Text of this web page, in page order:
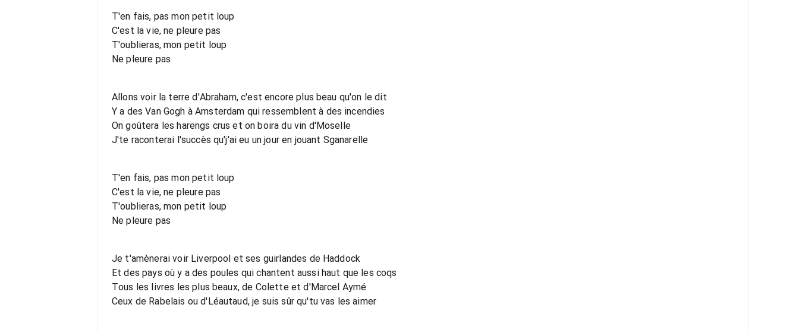
T'en fais, pas mon petit loup
C'est la vie, ne pleure pas
T'oublieras, mon petit loup
Ne pleure pas
Allons voir la terre d'Abraham, c'est encore plus beau qu'on le dit
Y a des Van Gogh à Amsterdam qui ressemblent à des incendies
On goûtera les harengs crus et on boira du vin d'Moselle
J'te raconterai l'succès qu'j'ai eu un jour en jouant Sganarelle
T'en fais, pas mon petit loup
C'est la vie, ne pleure pas
T'oublieras, mon petit loup
Ne pleure pas
Je t'amènerai voir Liverpool et ses guirlandes de Haddock
Et des pays où y a des poules qui chantent aussi haut que les coqs
Tous les livres les plus beaux, de Colette et d'Marcel Aymé
Ceux de Rabelais ou d'Léautaud, je suis sûr qu'tu vas les aimer